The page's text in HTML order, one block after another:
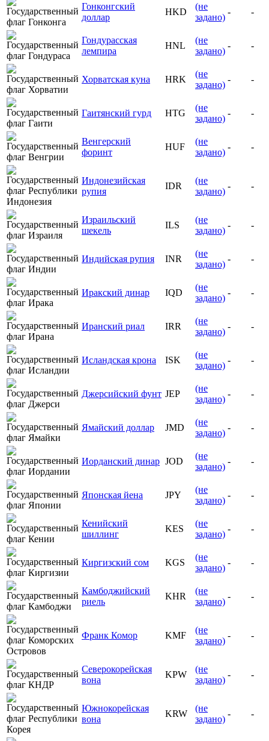
Гонконгский
доллар
HKD
(не
задано)
- -
Гондурасская
лемпира
HNL
(не
задано)
- -
Хорватская куна HRK
(не
задано)
- -
Гаитянский гурд HTG
(не
задано)
- -
Венгерский
форинт
HUF
(не
задано)
- -
Индонезийская
рупия
IDR
(не
задано)
- -
Израильский
шекель
ILS
(не
задано)
- -
Индийская рупия INR
(не
задано)
- -
Иракский динар IQD
(не
задано)
- -
Иранский риал IRR
(не
задано)
- -
Исландская крона ISK
(не
задано)
- -
Джерсийский фунт JEP
(не
задано)
- -
Ямайский доллар JMD
(не
задано)
- -
Иорданский динар JOD
(не
задано)
- -
Японская йена JPY
(не
задано)
- -
Кенийский
шиллинг
KES
(не
задано)
- -
Киргизский сом KGS
(не
задано)
- -
Камбоджийский
риель
KHR
(не
задано)
- -
Франк Комор KMF
(не
задано)
- -
Северокорейская
вона
KPW
(не
задано)
- -
Южнокорейская
вона
KRW
(не
задано)
- -